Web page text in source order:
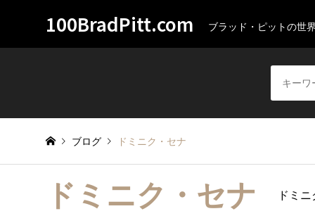
100BradPitt.com ブラッド・ピットの世
ブログ ドミニク・セナ
ドミニク・セナ ドミ